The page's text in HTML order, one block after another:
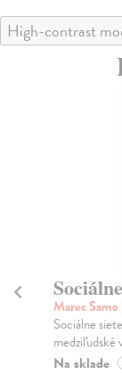
High-contrast
Marec Samo
Sociálne
medziľudské
Na sklade